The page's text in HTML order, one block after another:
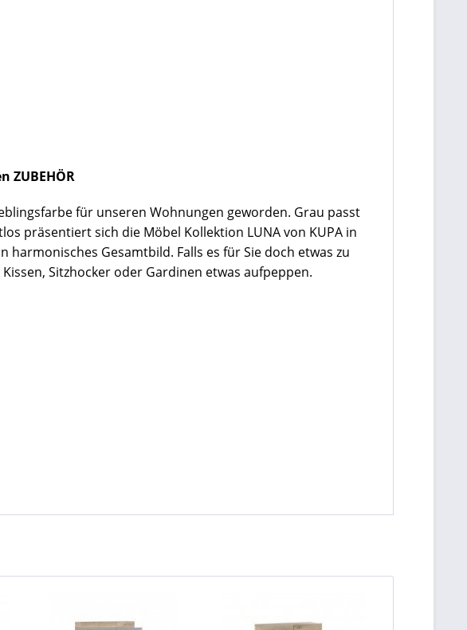
ZUBEHÖR
für unseren Wohnungen geworden. Grau passt
präsentiert sich die Möbel Kollektion LUNA von KUPA in
Gesamtbild. Falls es für Sie doch etwas zu
Sitzhocker oder Gardinen etwas aufpeppen.